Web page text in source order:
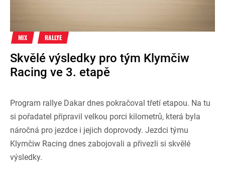
MIX RALLYE
Skvělé výsledky pro tým Klymčiw
Racing ve 3. etapě
Program rallye Dakar dnes pokračoval třetí etapou. Na tu
si pořadatel připravil velkou porci kilometrů, která byla
náročná pro jezdce i jejich doprovody. Jezdci týmu
Klymčiw Racing dnes zabojovali a přivezli si skvělé
výsledky.